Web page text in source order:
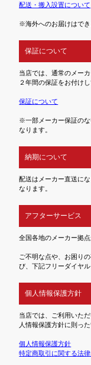
配送・搬入設置について
※海外へのお届けはでき
保証について
当店では、通常のメー
２年間の保証をお付けし
保証について
※一部メーカー保証の
なります。
納期について
配送はメーカー直送に
なります。
アフターサービス
全国各地のメーカー拠
ご不明な点や、お困り
び、下記フリーダイヤ
個人情報保護方針
当店では、ご利用いた
人情報保護方針に則っ
個人情報保護方針
特定商取引に関する法